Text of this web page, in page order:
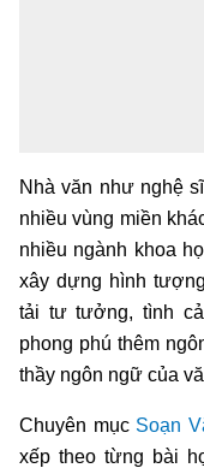
Nhà văn như nghệ
nhiều vùng miền
nhiều ngành khoa
xây dựng hình
tải tư tưởng, tình
phong phú thêm
thầy ngôn ngữ của
Chuyên mục Soạn
xếp theo từng bài